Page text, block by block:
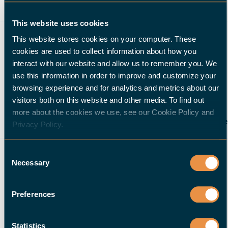
This website uses cookies
This website stores cookies on your computer. These
cookies are used to collect information about how you
interact with our website and allow us to remember you. We
use this information in order to improve and customize your
browsing experience and for analytics and metrics about our
visitors both on this website and other media. To find out
more about the cookies we use, see our Cookie Policy and
Privacy Policy.
Selection
Necessary
Preferences
Statistics
CTX beta 800 4A avec deux tourelles et une contre-
deux machines devaient être automatisées dès le
départ. Et là encore, la décision a été prise en faveur de
deux robots de chargement Universal Premium 20 de
Halter CNC Automation. Euler Feinmechanik fabrique
aujourd'hui une quinzaine de produits différents sur les
deux grands tours CNC équipés de robots de
chargement, soit avec un usinage parallèle sur une seule
maintenant en mesure de répartir les commandes de
manière très souple entre les deux machines en
fonction des besoins ou, dans une certaine mesure, de
passer d'un système à l'autre. En outre, nous pouvons
moyenne, ce qui augmente encore la productivité et